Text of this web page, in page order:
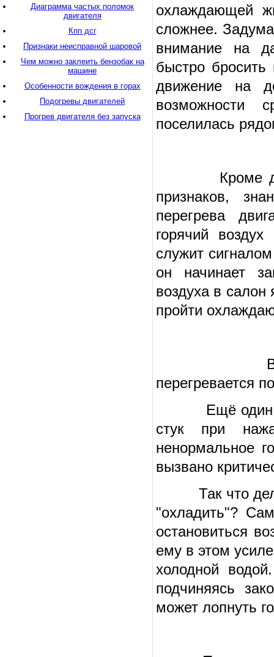
охлаждающей
сложнее.
внимание на
быстро бросить
движение на
возможности
поселилась
Кроме
признаков,
перегрева
горячий
служит
он начинает
воздуха в
пройти
Визуально
перегревается
Ещё один
стук при
ненормальное
вызвано
Так что
"охладить"?
остановиться
ему в этом
холодной
подчиняясь
может лопнуть
Диаграмма частых поломок
двигателя
Кпп дсг
Признаки неисправной шаровой
Чем можно заклеить бензобак на
машине
Особенности вождения в горах
Подогревы двигателей
Прогрев двигателя без запуска